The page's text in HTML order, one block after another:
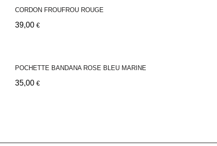
CORDON FROUFROU ROUGE
39,00 €
POCHETTE BANDANA ROSE BLEU MARINE
35,00 €